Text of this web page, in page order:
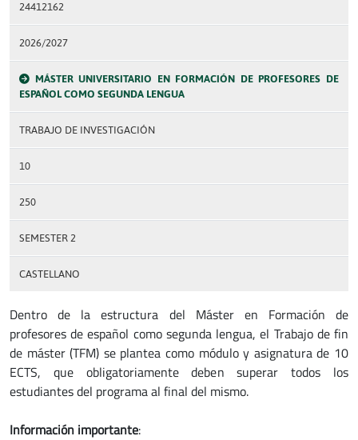
24412162
2026/2027
MÁSTER UNIVERSITARIO EN FORMACIÓN DE PROFESORES DE
ESPAÑOL COMO SEGUNDA LENGUA
TRABAJO DE INVESTIGACIÓN
10
250
SEMESTER 2
CASTELLANO
Dentro de la estructura del Máster en Formación de
profesores de español como segunda lengua, el Trabajo de fin
de máster (TFM) se plantea como módulo y asignatura de 10
ECTS, que obligatoriamente deben superar todos los
estudiantes del programa al final del mismo.
Información importante: